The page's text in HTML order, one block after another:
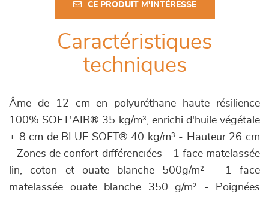
CE PRODUIT M'INTÉRESSE
Caractéristiques
techniques
Âme de 12 cm en polyuréthane haute résilience
100% SOFT'AIR® 35 kg/m³, enrichi d'huile végétale
+ 8 cm de BLUE SOFT® 40 kg/m³ - Hauteur 26 cm
- Zones de confort différenciées - 1 face matelassée
lin, coton et ouate blanche 500g/m² - 1 face
matelassée ouate blanche 350 g/m² - Poignées